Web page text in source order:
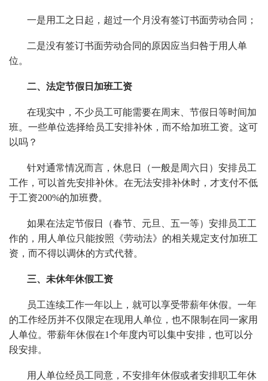
一是用工之日起，超过一个月没有签订书面劳动合同；
二是没有签订书面劳动合同的原因应当归咎于用人单
位。
二、 法定节假日加班工资
在现实中，不少员工可能需要在周末、节假日等时间加
班。一些单位选择给员工安排补休，而不给加班工资。这可
以吗？
针对通常情况而言，休息日（一般是周六日）安排员工
工作，可以首先安排补休。在无法安排补休时，才支付不低
于工资200%的加班费。
如果在法定节假日（春节、元旦、五一等）安排员工工
作的，用人单位只能按照《劳动法》的相关规定支付加班工
资，而不得以调休的方式代替。
三、未休年休假工资
员工连续工作一年以上，就可以享受带薪年休假。一年
的工作经历并不仅限定在现用人单位，也不限制在同一家用
人单位。带薪年休假在1个年度内可以集中安排，也可以分
段安排。
用人单位经员工同意，不安排年休假或者安排职工年休